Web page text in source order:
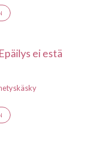
ei estä